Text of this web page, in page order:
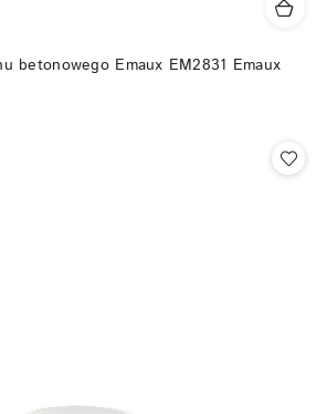
betonowego Emaux EM2831 Emaux